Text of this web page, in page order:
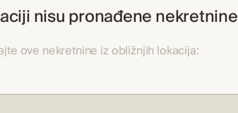
nisu pronađene
ove nekretnine iz obližnjih lokacija: